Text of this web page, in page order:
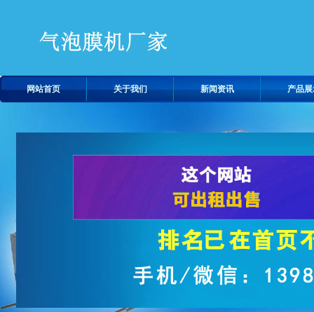
网站首页 关于我们 新闻资讯 产品